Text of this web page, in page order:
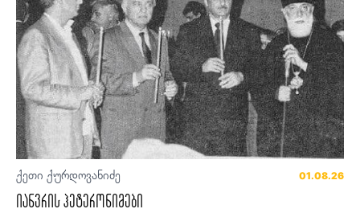
ქეთი ქურდოვანიძე 01.08.26
იანვრის ჰეტერონიმები